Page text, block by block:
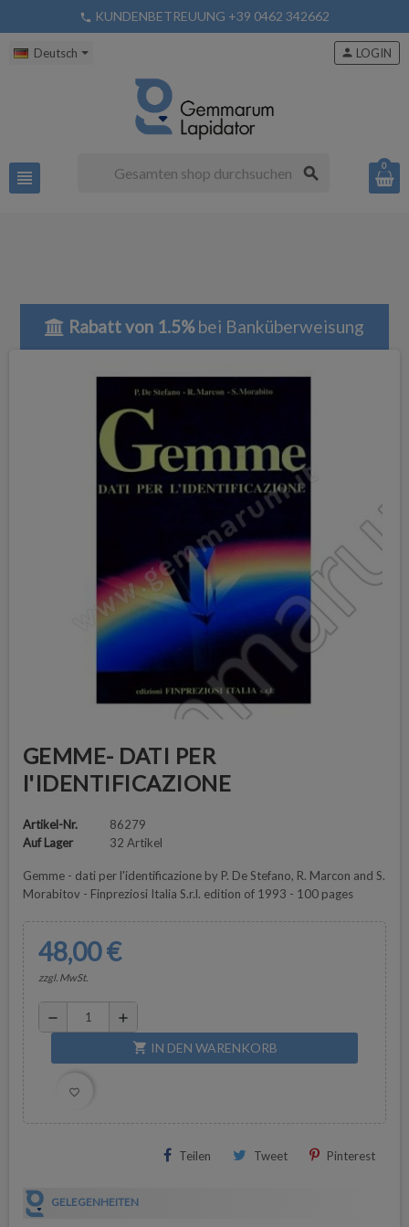
phone KUNDENBETREUUNG +39 0462 342662
Deutsch
view_headline search
person LOGIN
0
Rabatt von 1.5%bei Banküberweisung
GEMME- DATI PER
l'IDENTIFICAZIONE
Artikel-Nr.
86279
Auf Lager
32 Artikel
Gemme - dati per l'identificazione by P. De Stefano, R. Marcon and S.
Morabitov - Finpreziosi Italia S.r.l. edition of 1993 - 100 pages
48,00 €
zzgl. MwSt.
remove add
shopping_cart IN DEN WARENKORB
favorite_border
Teilen Tweet Pinterest
GELEGENHEITEN